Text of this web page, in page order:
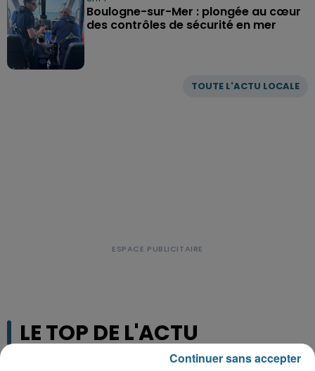
TOUTE L'ACTU LOCALE
Boulogne-sur-Mer : plongée au cœur
des contrôles de sécurité en mer
LE TOP DE L'ACTU
Continuer sans accepter